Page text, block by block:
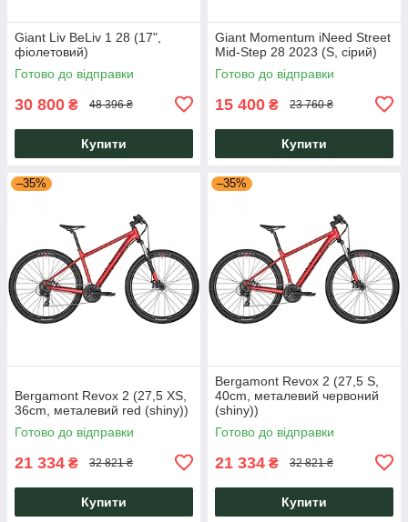
Giant Liv BeLiv 1 28 (17",
фіолетовий)
Готово до відправки
30 800 ₴ 48 396 ₴
Купити
Giant Momentum iNeed Street
Mid-Step 28 2023 (S, сірий)
Готово до відправки
15 400 ₴ 23 760 ₴
Купити
–35%
Bergamont Revox 2 (27,5 XS,
36cm, металевий red (shiny))
Готово до відправки
21 334 ₴ 32 821 ₴
Купити
–35%
Bergamont Revox 2 (27,5 S,
40cm, металевий червоний
(shiny))
Готово до відправки
21 334 ₴ 32 821 ₴
Купити